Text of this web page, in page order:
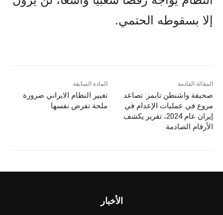
إلا بسقوطه الحتمي.
المادة السابقة
تغيير النظام الايراني ضرورة
ملحة تفرض نفسها
المقالة القادمة
صحیفة واشنطن تايمز: تصاعد
مروع في عمليات الإعدام في
إيران عام 2024، تقرير يكشف
الأرقام الصادمة
الأخبار